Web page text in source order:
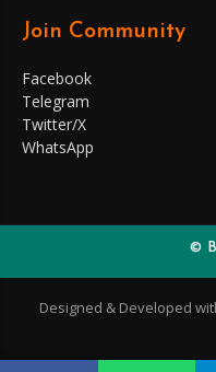
Join Community
Facebook
Telegram
Twitter/X
WhatsApp
©
Designed & Developed